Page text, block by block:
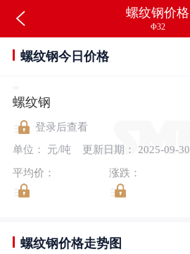
螺纹钢价格
Φ32
螺纹钢今日价格
螺纹钢
登录后查看
单位： 元/吨
更新日期： 2025-09-30
平均价： 涨跌：
螺纹钢价格走势图